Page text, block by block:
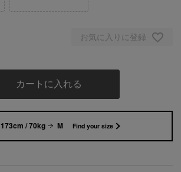
お気に入りに登録
カートに入れる
173cm / 70kg M Find your size